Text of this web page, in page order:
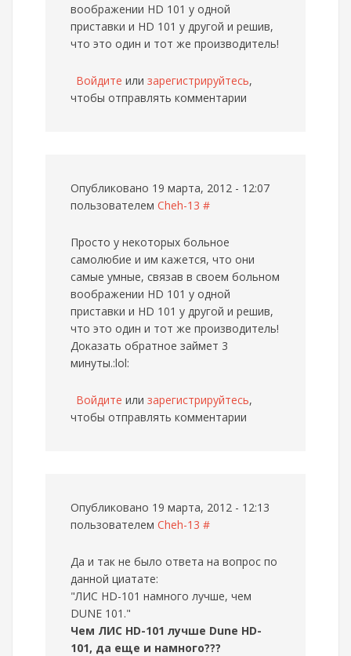
воображении HD 101 у одной
приставки и HD 101 у другой и решив,
что это один и тот же производитель!
Войдите или зарегистрируйтесь,
чтобы отправлять комментарии
Опубликовано 19 марта, 2012 - 12:07
пользователем Cheh-13 #
Просто у некоторых больное
самолюбие и им кажется, что они
самые умные, связав в своем больном
воображении HD 101 у одной
приставки и HD 101 у другой и решив,
что это один и тот же производитель!
Доказать обратное займет 3
минуты.:lol:
Войдите или зарегистрируйтесь,
чтобы отправлять комментарии
Опубликовано 19 марта, 2012 - 12:13
пользователем Cheh-13 #
Да и так не было ответа на вопрос по
данной циатате:
"ЛИС HD-101 намного лучше, чем
DUNE 101."
Чем ЛИС HD-101 лучше Dune HD-
101, да еще и намного???